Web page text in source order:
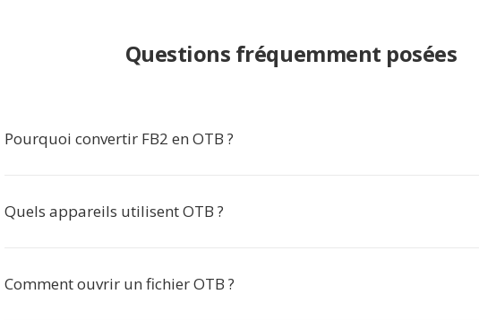
Questions fréquemment posées
Pourquoi convertir FB2 en OTB ?
Quels appareils utilisent OTB ?
Comment ouvrir un fichier OTB ?